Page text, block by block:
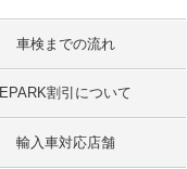
車検までの流れ
EPARK割引について
輸入車対応店舗